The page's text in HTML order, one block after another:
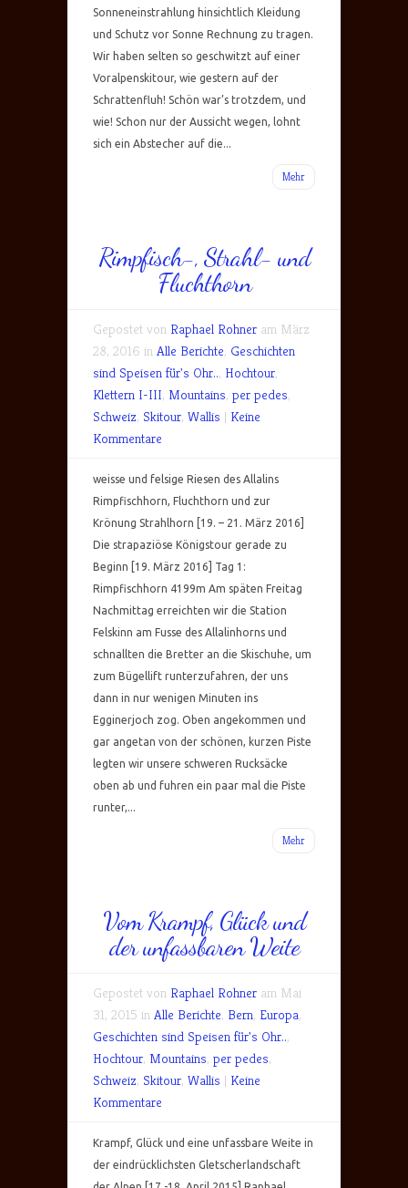
Sonneneinstrahlung hinsichtlich Kleidung
und Schutz vor Sonne Rechnung zu tragen.
Wir haben selten so geschwitzt auf einer
Voralpenskitour, wie gestern auf der
Schrattenfluh! Schön war’s trotzdem, und
wie! Schon nur der Aussicht wegen, lohnt
sich ein Abstecher auf die...
Mehr
Rimpfisch-, Strahl- und
Fluchthorn
Gepostet von Raphael Rohner am März
28, 2016 in Alle Berichte, Geschichten
sind Speisen für's Ohr.., Hochtour,
Klettern I-III, Mountains, per pedes,
Schweiz, Skitour, Wallis | Keine
Kommentare
weisse und felsige Riesen des Allalins
Rimpfischhorn, Fluchthorn und zur
Krönung Strahlhorn [19. – 21. März 2016]
Die strapaziöse Königstour gerade zu
Beginn [19. März 2016] Tag 1:
Rimpfischhorn 4199m Am späten Freitag
Nachmittag erreichten wir die Station
Felskinn am Fusse des Allalinhorns und
schnallten die Bretter an die Skischuhe, um
zum Bügellift runterzufahren, der uns
dann in nur wenigen Minuten ins
Egginerjoch zog. Oben angekommen und
gar angetan von der schönen, kurzen Piste
legten wir unsere schweren Rucksäcke
oben ab und fuhren ein paar mal die Piste
runter,...
Mehr
Vom Krampf, Glück und
der unfassbaren Weite
Gepostet von Raphael Rohner am Mai
31, 2015 in Alle Berichte, Bern, Europa,
Geschichten sind Speisen für's Ohr..,
Hochtour, Mountains, per pedes,
Schweiz, Skitour, Wallis | Keine
Kommentare
Krampf, Glück und eine unfassbare Weite in
der eindrücklichsten Gletscherlandschaft